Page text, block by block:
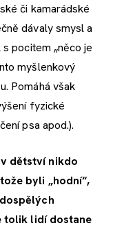
či kamarádské
dávaly smysl a
pocitem „něco je
myšlenkový
Pomáhá však
fyzické
psa apod.).
dětství nikdo
byli „hodní“,
tolik lidí dostane